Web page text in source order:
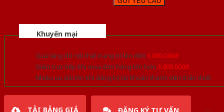
Khuyến mại
Quà tặng đồ nội thất trang trí lên đến 1.000.000đ
Giảm trực tiếp khi mua đơn hàng lớn hơn 3.000.000đ
Nhiều ưu đãi lớn khi đăng ký tài khoản thành viên thân thiết
TẢI BẢNG GIÁ